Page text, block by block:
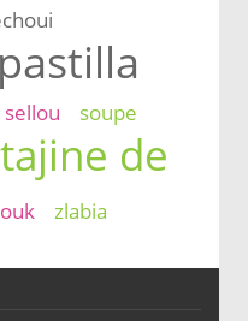
pastilla
sellou soupe
tajine de
zlabia